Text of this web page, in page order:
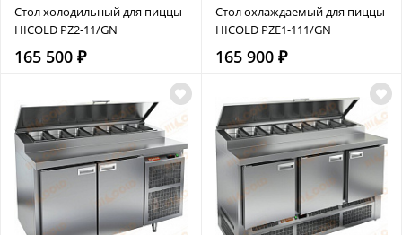
Стол холодильный для пиццы
HICOLD PZ2-11/GN
165 500 ₽
Стол охлаждаемый для пиццы
HICOLD PZE1-111/GN
165 900 ₽